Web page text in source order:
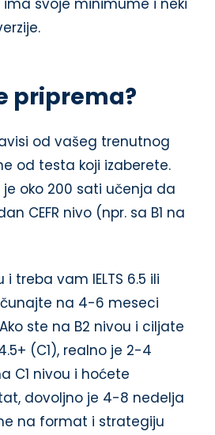
svoje minimume i neki
priprema?
od vašeg trenutnog
od testa koji izaberete.
oko 200 sati učenja da
CEFR nivo (npr. sa B1 na
i treba vam IELTS 6.5 ili
na 4-6 meseci
ste na B2 nivou i ciljate
4.5+ (C1), realno je 2-4
C1 nivou i hoćete
dovoljno je 4-8 nedelja
na format i strategiju